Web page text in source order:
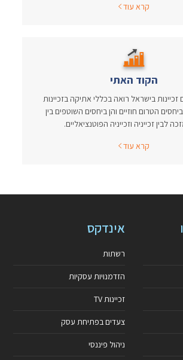
קרא עוד
הקוד האתי
בישראל רואה בכללי אתיקה בזכיינות
הטרום חוזיים והן ביחסים השוטפים בין
לבין זכייניה וזכייניה הפוטנציאליים.
קרא עוד
אינדקס
רשתות
הזדמנויות עסקיות
זכיינות TV
צעדים בפתיחת עסק
ניהול פיננסי